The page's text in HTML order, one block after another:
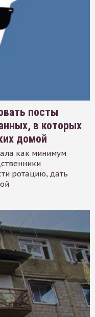
посты
в которых
домой
как минимум
ротацию, дать